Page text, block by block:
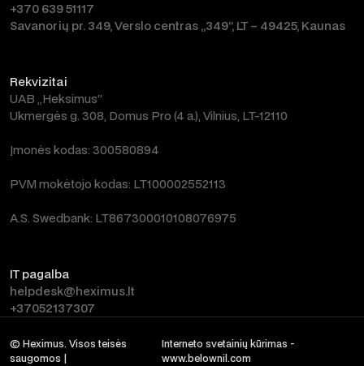
+370 639 51117
Savanorių pr. 349, Verslo centras „349“, LT – 49425, Kaunas
Rekvizitai
UAB „Heksimus”
Ukmergės g. 308, Domus Pro (4 a.), Vilnius, LT-12110
Įmonės kodas: 300580894
PVM mokėtojo kodas: LT100002552113
A.S. Swedbank: LT867300010108076975
IT pagalba
helpdesk@heximus.lt
+37052137307
© Heximus. Visos teisės
saugomos |
Interneto svetainių kūrimas -
www.belownil.com